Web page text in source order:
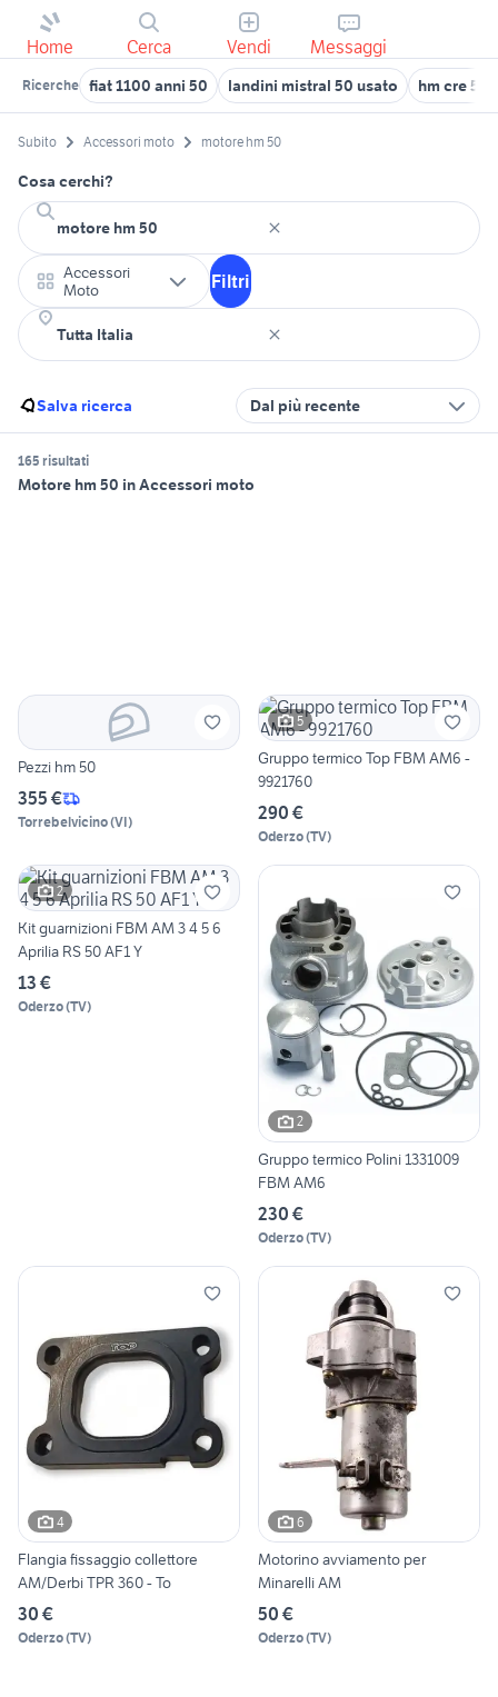
Home Cerca Vendi Messaggi
Ricerche fiat 1100 anni 50 landini mistral 50 usato hm cre 50
Subito Accessori moto motore hm 50
Cosa cerchi?
Accessori
Moto
Filtri
Salva ricerca Dal più recente
165 risultati
Motore hm 50 in Accessori moto
Pezzi hm 50
355 €
Torrebelvicino(VI)
5
Gruppo termico Top FBM AM6 -
9921760
290 €
Oderzo(TV)
2
Kit guarnizioni FBM AM 3 4 5 6
Aprilia RS 50 AF1 Y
13 €
Oderzo(TV)
2
Gruppo termico Polini 1331009
FBM AM6
230 €
Oderzo(TV)
4
Flangia fissaggio collettore
AM/Derbi TPR 360 - To
30 €
Oderzo(TV)
6
Motorino avviamento per
Minarelli AM
50 €
Oderzo(TV)